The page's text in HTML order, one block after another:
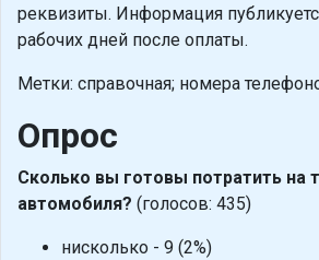
реквизиты. Информация
рабочих дней после оплаты.
Метки: справочная; номера
Опрос
Сколько вы готовы потратить на
автомобиля? (голосов: 435)
нисколько - 9 (2%)